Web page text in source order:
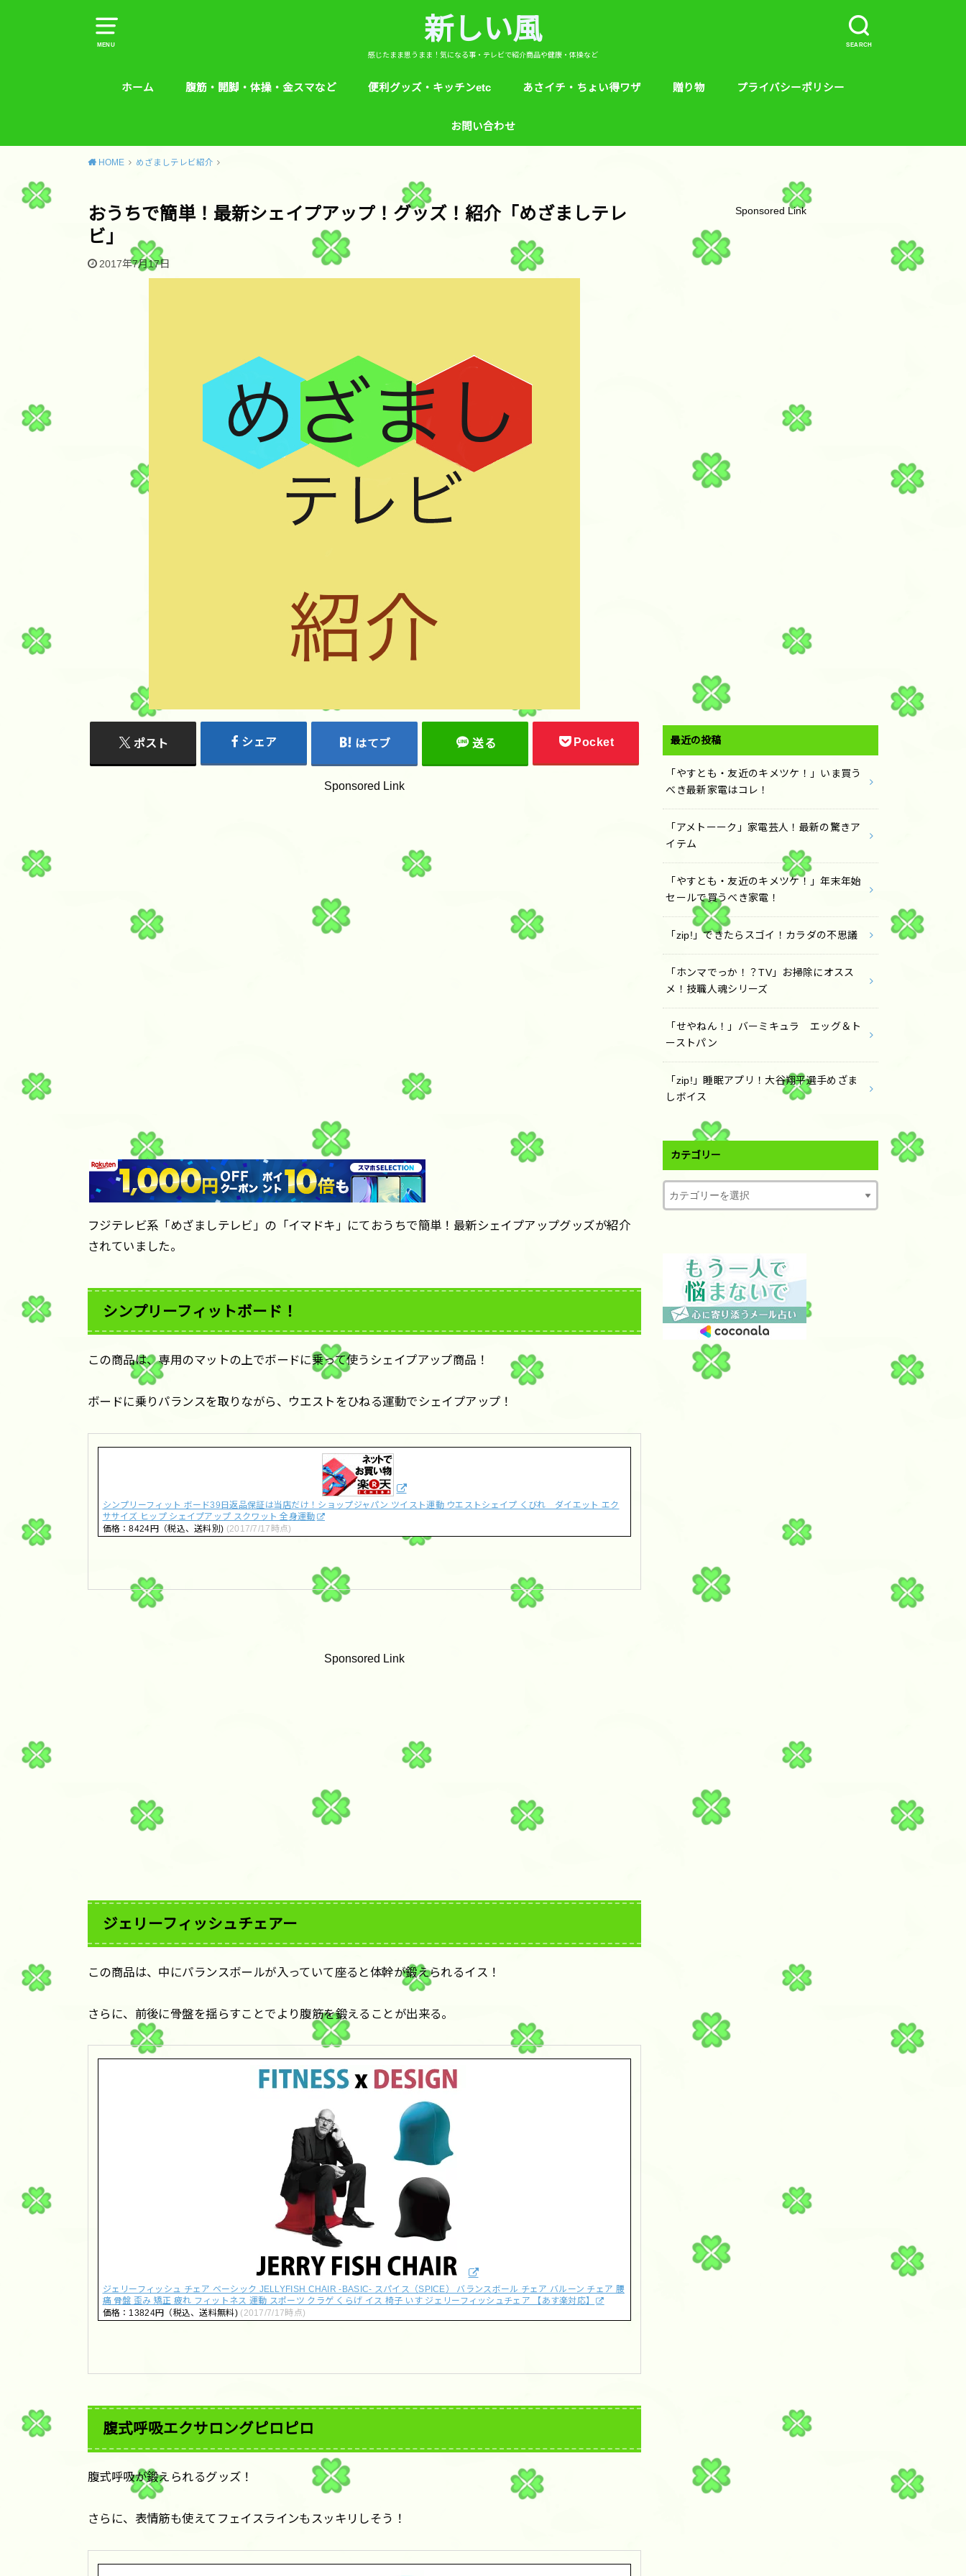
MENU SEARCH
新しい風
感じたまま思うまま！気になる事・テレビで紹介商品や健康・体操など
ホーム 腹筋・開脚・体操・金スマなど 便利グッズ・キッチンetc
芸能人！愛用品・お気に入り
ヒルナンデス！紹介
めざましテレビ紹介
あさイチ・ちょい得ワザ 贈り物 プライバシーポリシー
お問い合わせ
HOME めざましテレビ紹介
おうちで簡単！最新シェイプアップ！グッズ！紹介「めざましテレ
ビ」
2017年7月17日
ポスト シェア はてブ 送る Pocket
Sponsored Link
フジテレビ系「めざましテレビ」の「イマドキ」にておうちで簡単！最新シェイプアップグッズが紹介
されていました。
シンプリーフィットボード！
この商品は、専用のマットの上でボードに乗って使うシェイプアップ商品！
ボードに乗りパランスを取りながら、ウエストをひねる運動でシェイプアップ！
シンプリーフィット ボード39日返品保証は当店だけ！ショップジャパン ツイスト運動 ウエストシェイプ くびれ ダイエット エク
ササイズ ヒップ シェイプアップ スクワット 全身運動
価格：8424円（税込、送料別) (2017/7/17時点)
Sponsored Link
ジェリーフィッシュチェアー
この商品は、中にパランスボールが入っていて座ると体幹が鍛えられるイス！
さらに、前後に骨盤を揺らすことでより腹筋を鍛えることが出来る。
ジェリーフィッシュ チェア ベーシック JELLYFISH CHAIR -BASIC- スパイス（SPICE） バランスボール チェア バルーン チェア 腰
痛 骨盤 歪み 矯正 疲れ フィットネス 運動 スポーツ クラゲ くらげ イス 椅子 いす ジェリーフィッシュチェア 【あす楽対応】
価格：13824円（税込、送料無料) (2017/7/17時点)
腹式呼吸エクサロングピロピロ
腹式呼吸が鍛えられるグッズ！
さらに、表情筋も使えてフェイスラインもスッキリしそう！
Sponsored Link
最近の投稿
「やすとも・友近のキメツケ！」いま買う
べき最新家電はコレ！
「アメトーーク」家電芸人！最新の驚きア
イテム
「やすとも・友近のキメツケ！」年末年始
セールで買うべき家電！
「zip!」できたらスゴイ！カラダの不思議
「ホンマでっか！？TV」お掃除にオスス
メ！技職人魂シリーズ
「せやねん！」バーミキュラ エッグ＆ト
ーストパン
「zip!」睡眠アプリ！大谷翔平選手めざま
しボイス
カテゴリー